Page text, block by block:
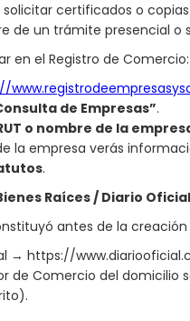
certificados o
de un trámite presencial o
en el Registro de Comercio:
de Empresas”.
o nombre de la
la empresa verás
.
Raíces / Diario
antes de la creación
→ https://
de Comercio del domicilio